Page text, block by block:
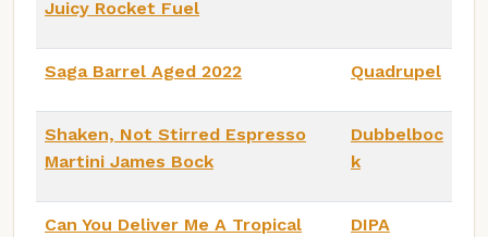
Juicy Rocket Fuel
Saga Barrel Aged 2022 Quadrupel
Shaken, Not Stirred Espresso
Martini James Bock
Dubbelboc
k
Can You Deliver Me A Tropical
DIPA